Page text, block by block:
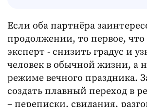
Если оба партнёра
продолжении, то первое, что
эксперт - снизить градус и
человек в обычной жизни, а
режиме вечного праздника.
создать плавный переход в
– переписки, свидания,